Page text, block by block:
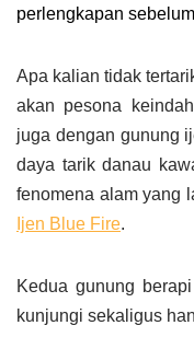
perlengkapan
Apa kalian tidak
akan pesona
juga dengan gunung
daya tarik danau
fenomena alam yang
Ijen Blue Fire.
Kedua gunung
kunjungi sekaligus